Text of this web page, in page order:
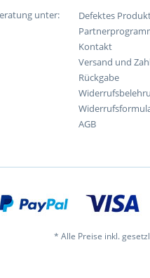
unter:
Defektes
Kontakt
Versand und
Rückgabe
AGB
* Alle Preise inkl.